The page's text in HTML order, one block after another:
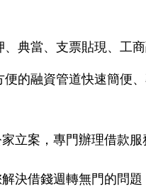
典當、支票貼現、工
的融資管道快速簡便
立案，專門辦理借款
決借錢週轉無門的問題